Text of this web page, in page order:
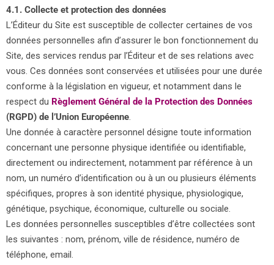
4.1. Collecte et protection des données
L’Éditeur du Site est susceptible de collecter certaines de vos
données personnelles afin d’assurer le bon fonctionnement du
Site, des services rendus par l’Éditeur et de ses relations avec
vous. Ces données sont conservées et utilisées pour une durée
conforme à la législation en vigueur, et notamment dans le
respect du Règlement Général de la Protection des Données
(RGPD) de l’Union Européenne.
Une donnée à caractère personnel désigne toute information
concernant une personne physique identifiée ou identifiable,
directement ou indirectement, notamment par référence à un
nom, un numéro d’identification ou à un ou plusieurs éléments
spécifiques, propres à son identité physique, physiologique,
génétique, psychique, économique, culturelle ou sociale.
Les données personnelles susceptibles d’être collectées sont
les suivantes : nom, prénom, ville de résidence, numéro de
téléphone, email.